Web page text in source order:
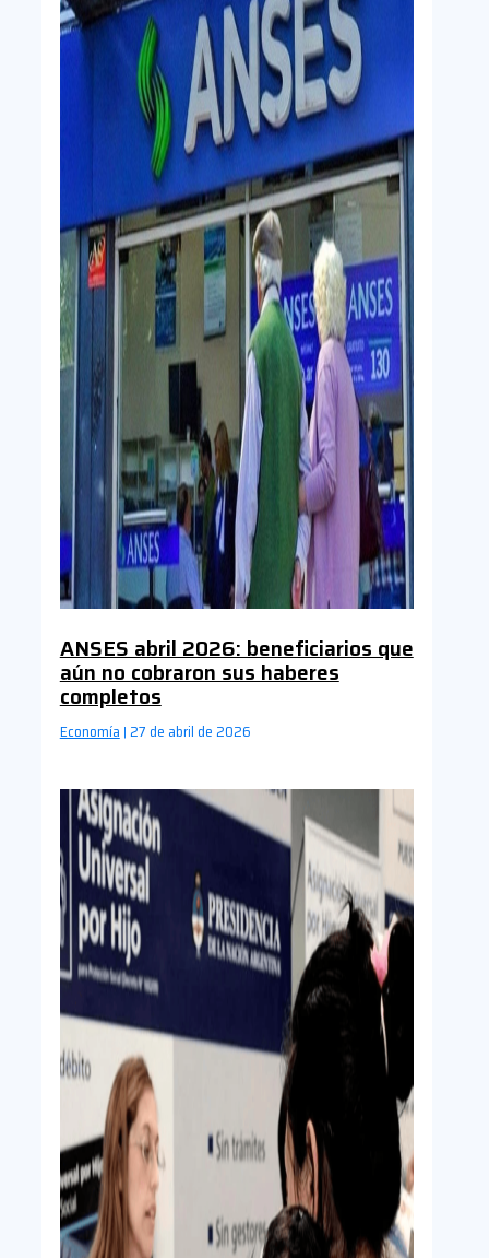
ANSES abril 2026: beneficiarios que
aún no cobraron sus haberes
completos
Economía | 27 de abril de 2026